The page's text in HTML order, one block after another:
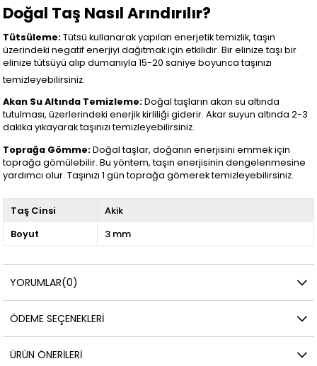
Doğal Taş Nasıl Arındırılır?
Tütsüleme:Tütsü kullanarak yapılan enerjetik temizlik, taşın
üzerindeki negatif enerjiyi dağıtmak için etkilidir. Bir elinize taşı bir
elinize tütsüyü alıp dumanıyla 15-20 saniye boyunca taşınızı
temizleyebilirsiniz.
Akan Su Altında Temizleme:Doğal taşların akan su altında
tutulması, üzerlerindeki enerjik kirliliği giderir. Akar suyun altında 2-3
dakika yıkayarak taşınızı temizleyebilirsiniz.
Toprağa Gömme:Doğal taşlar, doğanın enerjisini emmek için
toprağa gömülebilir. Bu yöntem, taşın enerjisinin dengelenmesine
yardımcı olur. Taşınızı 1 gün toprağa gömerek temizleyebilirsiniz.
Taş Cinsi
Akik
Boyut
3 mm
YORUMLAR(0)
ÖDEME SEÇENEKLERI
ÜRÜN ÖNERILERI